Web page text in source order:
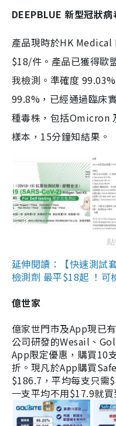
DEEPBLUE 新型冠狀
產品現時於HK Medical
$18/件。產品已獲得歐
我檢測。準確度
99.8%，已經通過臨床
種毒株，包括Omicron
樣本，15分鐘知結果。
延伸閱讀：【快速測試
檢測劑 最平$18起 ！
億世家
億家世門市及App現已
公司研發的Wesail、
App限定優惠，購買10
折。現凡於App購買
$186.7，平均每支只需
一支平均不用$17.9就